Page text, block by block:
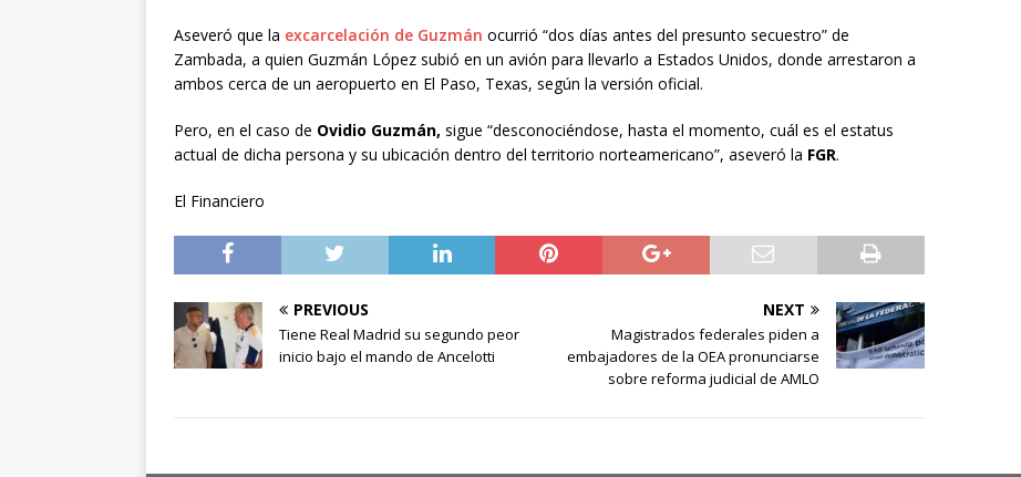
Aseveró que la excarcelación de Guzmán ocurrió “dos días antes del presunto secuestro” de
Zambada, a quien Guzmán López subió en un avión para llevarlo a Estados Unidos, donde arrestaron a
ambos cerca de un aeropuerto en El Paso, Texas, según la versión oficial.
Pero, en el caso de Ovidio Guzmán, sigue “desconociéndose, hasta el momento, cuál es el estatus
actual de dicha persona y su ubicación dentro del territorio norteamericano”, aseveró la FGR.
El Financiero
PREVIOUS
Tiene Real Madrid su segundo peor
inicio bajo el mando de Ancelotti
NEXT
Magistrados federales piden a
embajadores de la OEA pronunciarse
sobre reforma judicial de AMLO